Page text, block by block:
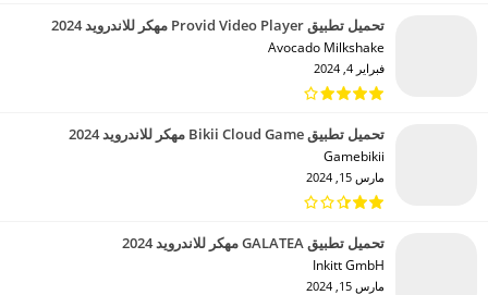
تحميل تطبيق Provid Video Player مهكر للاندرويد 2024
Avocado Milkshake‏
فبراير 4, 2024
تحميل تطبيق Bikii Cloud Game مهكر للاندرويد 2024
Gamebikii‏
مارس 15, 2024
تحميل تطبيق GALATEA مهكر للاندرويد 2024
Inkitt GmbH‏
مارس 15, 2024